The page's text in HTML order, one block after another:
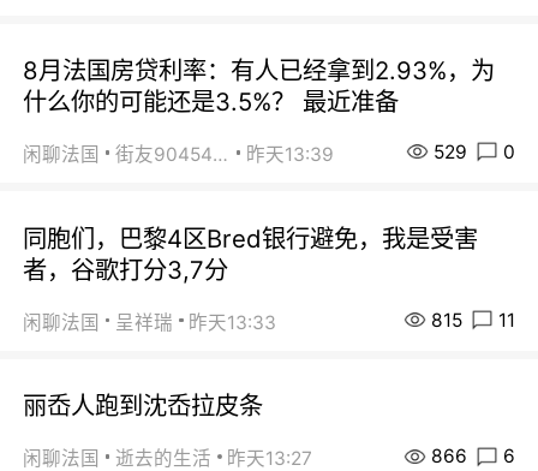
8月法国房贷利率：有人已经拿到2.93%，为
什么你的可能还是3.5%？ 最近准备
闲聊法国 街友90454511 昨天13:39 529 0
同胞们，巴黎4区Bred银行避免，我是受害
者，谷歌打分3,7分
闲聊法国 呈祥瑞 昨天13:33 815 11
丽岙人跑到沈岙拉皮条
闲聊法国 逝去的生活 昨天13:27 866 6